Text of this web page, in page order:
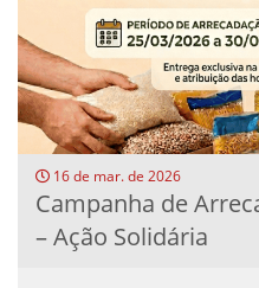
16 de mar. de 2026
Campanha de
– Ação Solidária